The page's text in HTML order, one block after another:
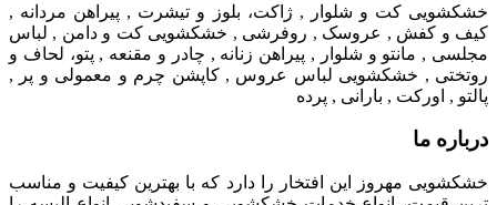
خشکشویی کت و شلوار , ژاکت، بلوز و تیشرت , پیراهن مردانه ,
کیف و کفش , عروسک , روفرشی , خشکشویی کت و دامن , لباس
مجلسی , مانتو و شلوار , پیراهن زنانه , چادر و مقنعه , پتو، لحاف و
روتختی , خشکشویی لباس عروس , کاپشن چرم و معمولی و پر ,
پالتو , اورکت , بارانی , پرده
درباره ما
خشکشویی مهروز این افتخار را دارد که با بهترین کیفیت و مناسب